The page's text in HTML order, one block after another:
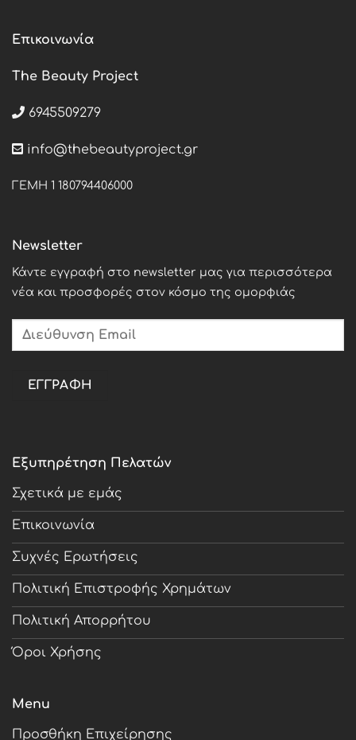
Επικοινωνία
The Beauty Project
6945509279
info@thebeautyproject.gr
ΓΕΜΗ 1 180794406000
Εξυπηρέτηση Πελατών
Σχετικά με εμάς
Επικοινωνία
Συχνές Ερωτήσεις
Πολιτική Επιστροφής Χρημάτων
Πολιτική Απορρήτου
Όροι Χρήσης
Menu
Προσθήκη Επιχείρησης
Newsletter
Κάντε εγγραφή στο newsletter μας για περισσότερα
νέα και προσφορές στον κόσμο της ομορφιάς